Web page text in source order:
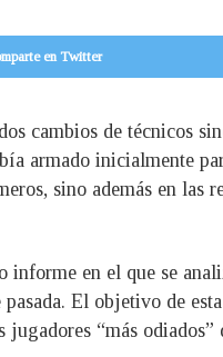
en Twitter
cambios de técnicos
armado inicialmente
sino además en las
en el que se
El objetivo de
“más odiados”